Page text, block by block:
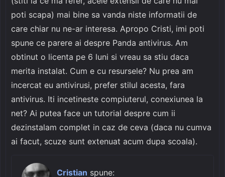
poti scapa) mai bine sa vanda niste informatii de
care chiar nu ne-ar interesa. Apropo Cristi, imi poti
spune ce parere ai despre Panda antivirus. Am
obtinut o licenta pe 6 luni si vreau sa stiu daca
merita instalat. Cum e cu resursele? Nu prea am
incercat eu antivirusi, prefer stilul acesta, fara
antivirus. Iti incetineste compiuterul, conexiunea la
net? Ai putea face un tutorial despre cum ii
dezinstalam complet in caz de ceva (daca nu cumva
ai facut, scuze sunt extenuat acum dupa scoala).
Cristian spune: